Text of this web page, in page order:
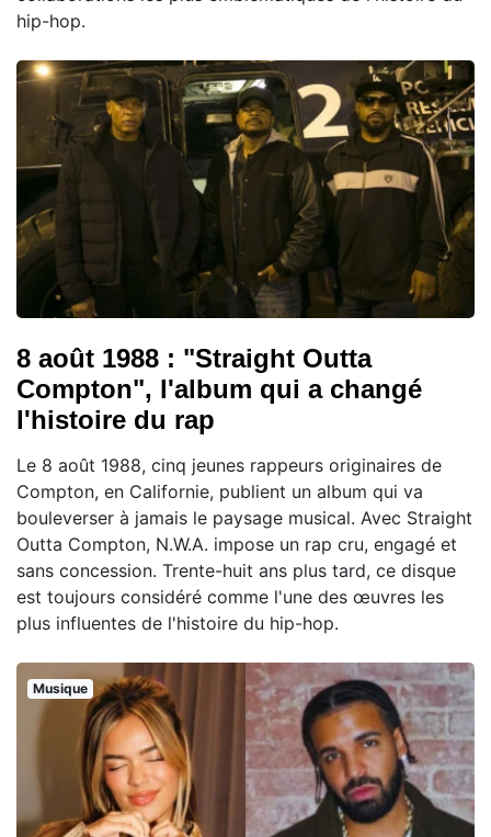
hip-hop.
8 août 1988 : "Straight Outta
Compton", l'album qui a changé
l'histoire du rap
Le 8 août 1988, cinq jeunes rappeurs originaires de
Compton, en Californie, publient un album qui va
bouleverser à jamais le paysage musical. Avec Straight
Outta Compton, N.W.A. impose un rap cru, engagé et
sans concession. Trente-huit ans plus tard, ce disque
est toujours considéré comme l'une des œuvres les
plus influentes de l'histoire du hip-hop.
Musique